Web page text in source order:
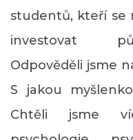
studentů, kteří se
investovat
Odpověděli jsme
S jakou
Chtěli jsme